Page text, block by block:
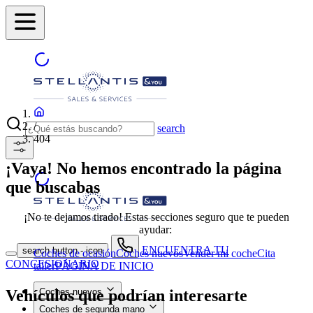
search
search button - icon
ENCUENTRA TU
CONCESIONARIO
Coches nuevos
Coches de segunda mano
/
404
¡Vaya! No hemos encontrado la página
que buscabas
¡No te dejamos tirado! Estas secciones seguro que te pueden
ayudar:
Coches de ocasiónCoches nuevosVender mi cocheCita
tallerPÁGINA DE INICIO
Vehículos que podrían interesarte